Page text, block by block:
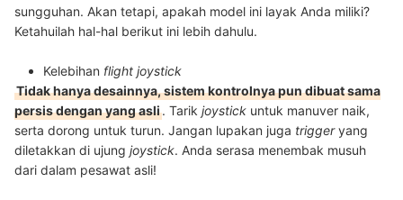
sungguhan. Akan tetapi, apakah model ini layak Anda miliki?
Ketahuilah hal-hal berikut ini lebih dahulu.
Kelebihan flight joystick
Tidak hanya desainnya, sistem kontrolnya pun dibuat sama
persis dengan yang asli. Tarik joystick untuk manuver naik,
serta dorong untuk turun. Jangan lupakan juga triggeryang
diletakkan di ujung joystick. Anda serasa menembak musuh
dari dalam pesawat asli!